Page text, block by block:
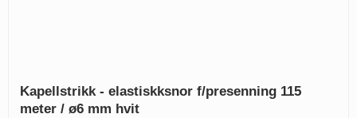
Kapellstrikk - elastiskksnor f/presenning 115
meter / ø6 mm hvit